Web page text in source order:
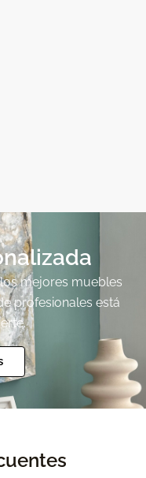
mejores muebles
profesionales está